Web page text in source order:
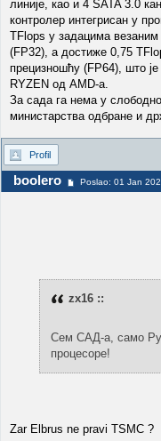
линије, као и 4 SATA 3.0
контролер интегрисан у
ТFlops у задацима
(FP32), а достиже 0,75
прецизношћу (FP64), што
RYZEN од АМD-а.
За сада га нема у
министарства одбране и
Profil
boolero Poslao: 01 Jan
zx16 ::
Сем САД-а, само
процесоре!
Zar Elbrus ne pravi TSMC ?